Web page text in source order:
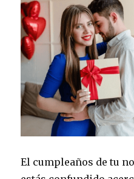
El cumpleaños de tu